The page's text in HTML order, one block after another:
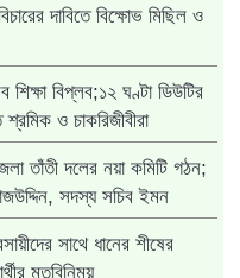
দাবিতে বিক্ষোভ মিছিল ও
শিক্ষা বিপ্লব;১২ ঘণ্টা ডিউটির
ও চাকরিজীবীরা
তাঁতী দলের নয়া কমিটি গঠন;
সদস্য সচিব ইমন
সাথে ধানের শীষের
মতবিনিময়